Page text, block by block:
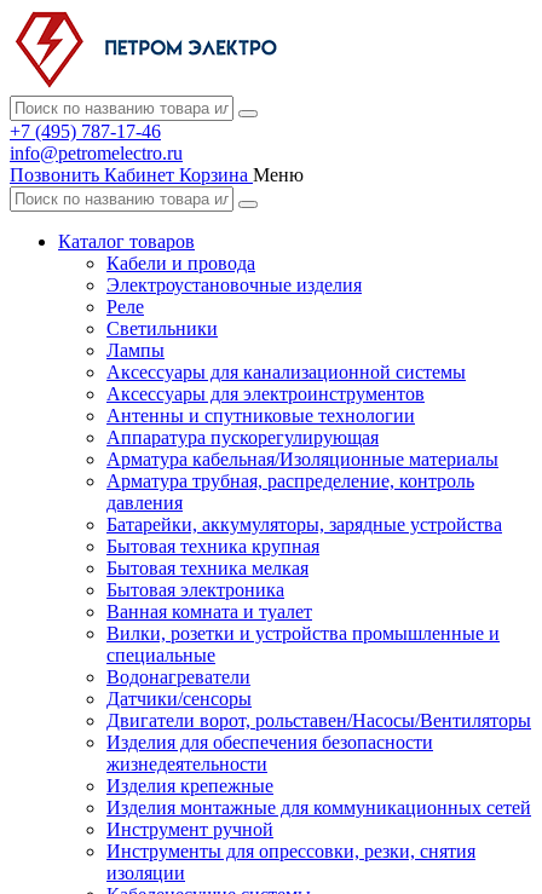
+7 (495) 787-17-46
info@petromelectro.ru
Позвонить Кабинет Корзина Меню
Каталог товаров
Кабели и провода
Электроустановочные изделия
Реле
Светильники
Лампы
Аксессуары для канализационной системы
Аксессуары для электроинструментов
Антенны и спутниковые технологии
Аппаратура пускорегулирующая
Арматура кабельная/Изоляционные материалы
Арматура трубная, распределение, контроль
давления
Батарейки, аккумуляторы, зарядные устройства
Бытовая техника крупная
Бытовая техника мелкая
Бытовая электроника
Ванная комната и туалет
Вилки, розетки и устройства промышленные и
специальные
Водонагреватели
Датчики/сенсоры
Двигатели ворот, рольставен/Насосы/Вентиляторы
Изделия для обеспечения безопасности
жизнедеятельности
Изделия крепежные
Изделия монтажные для коммуникационных сетей
Инструмент ручной
Инструменты для опрессовки, резки, снятия
изоляции